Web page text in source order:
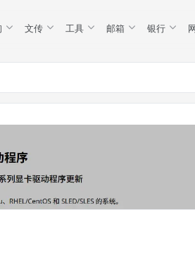
文传 工具 邮箱 银行